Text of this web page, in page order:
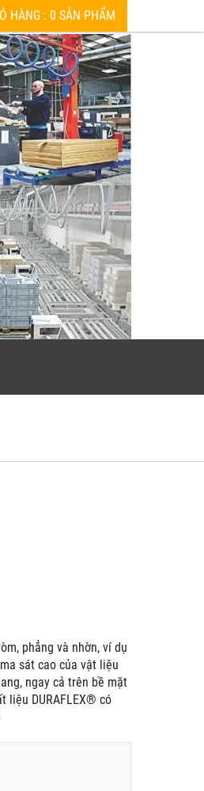
HÀNG : 0 SẢN PHẨM
phẳng và nhờn, ví dụ
sát cao của vật liệu
ngay cả trên bề mặt
liệu DURAFLEX® có